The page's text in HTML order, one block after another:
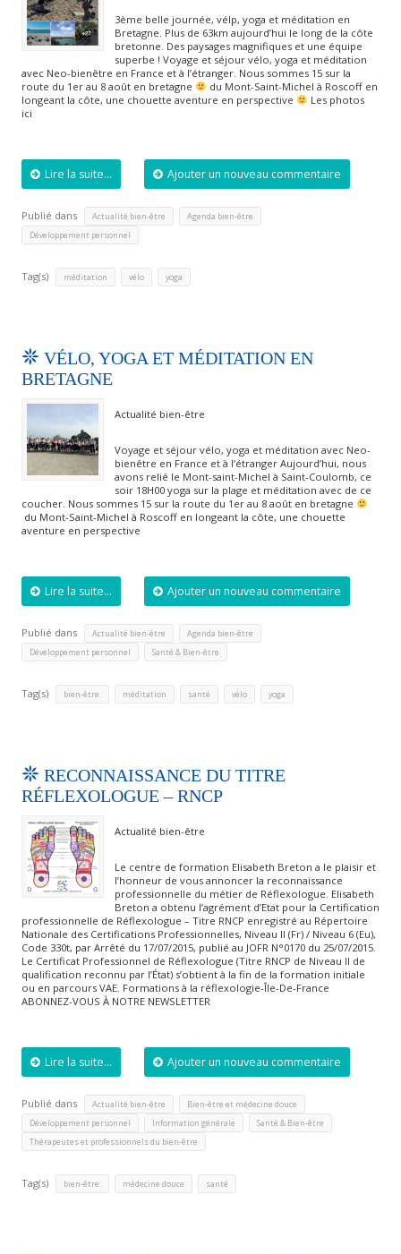
3ème belle journée, vélp, yoga et méditation en
Bretagne. Plus de 63km aujourd’hui le long de la côte
bretonne. Des paysages magnifiques et une équipe
superbe ! Voyage et séjour vélo, yoga et méditation
avec Neo-bienêtre en France et à l’étranger. Nous sommes 15 sur la
route du 1er au 8 août en bretagne
du Mont-Saint-Michel à Roscoff en
longeant la côte, une chouette aventure en perspective
Les photos
ici
Lire la suite... Ajouter un nouveau commentaire
Publié dans Actualité bien-être Agenda bien-être
Développement personnel
Tag(s) méditation vélo yoga
VÉLO, YOGA ET MÉDITATION EN
BRETAGNE
Actualité bien-être
Voyage et séjour vélo, yoga et méditation avec Neo-
bienêtre en France et à l’étranger Aujourd’hui, nous
avons relié le Mont-saint-Michel à Saint-Coulomb, ce
soir 18H00 yoga sur la plage et méditation avec de ce
coucher. Nous sommes 15 sur la route du 1er au 8 août en bretagne
du Mont-Saint-Michel à Roscoff en longeant la côte, une chouette
aventure en perspective
Lire la suite... Ajouter un nouveau commentaire
Publié dans Actualité bien-être Agenda bien-être
Développement personnel Santé & Bien-être
Tag(s) bien-être. méditation santé vélo yoga
RECONNAISSANCE DU TITRE
RÉFLEXOLOGUE – RNCP
Actualité bien-être
Le centre de formation Elisabeth Breton a le plaisir et
l’honneur de vous annoncer la reconnaissance
professionnelle du métier de Réflexologue. Elisabeth
Breton a obtenu l’agrément d’Etat pour la Certification
professionnelle de Réflexologue – Titre RNCP enregistré au Répertoire
Nationale des Certifications Professionnelles, Niveau II (Fr) / Niveau 6 (Eu),
Code 330t, par Arrêté du 17/07/2015, publié au JOFR N°0170 du 25/07/2015.
Le Certificat Professionnel de Réflexologue (Titre RNCP de Niveau II de
qualification reconnu par l’État) s’obtient à la fin de la formation initiale
ou en parcours VAE. Formations à la réflexologie-Île-De-France
ABONNEZ-VOUS À NOTRE NEWSLETTER
Lire la suite... Ajouter un nouveau commentaire
Publié dans Actualité bien-être Bien-être et médecine douce
Développement personnel Information générale Santé & Bien-être
Thérapeutes et professionnels du bien-être
Tag(s) bien-être. médecine douce santé